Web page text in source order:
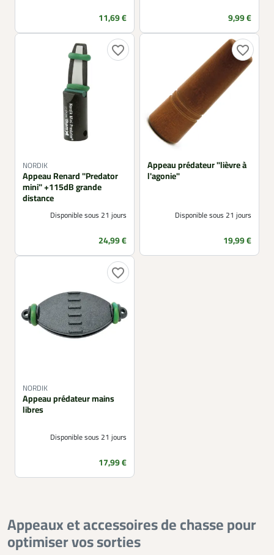
Prix
11,69 € Prix
9,99 €
favorite_border
NORDIK
Appeau Renard "Predator
mini" +115dB grande
distance
Disponible sous 21 jours
Prix
24,99 €
favorite_border
Appeau prédateur "lièvre à
l'agonie"
Disponible sous 21 jours
Prix
19,99 €
favorite_border
NORDIK
Appeau prédateur mains
libres
Disponible sous 21 jours
Prix
17,99 €
Appeaux et accessoires de chasse pour
optimiser vos sorties